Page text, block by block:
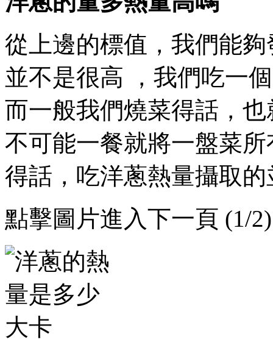
從上邊的標值 ，我們
並不是很高 ，我們吃一
而一般我們燒菜得話 ，
不可能一餐就將一盤菜所
得話，吃洋蔥熱量攝取
點擊圖片進入下一頁 (1/2)